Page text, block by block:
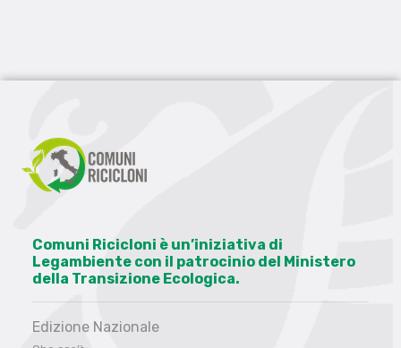
Comuni Ricicloni è un’iniziativa di
Legambiente con il patrocinio del Ministero
della Transizione Ecologica.
Edizione Nazionale